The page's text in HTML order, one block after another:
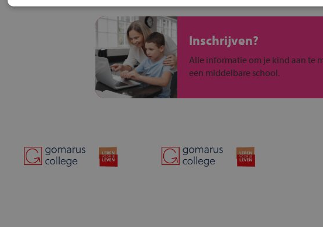
Inschrijven?
Alle informatie om je kind aan te
een middelbare school.